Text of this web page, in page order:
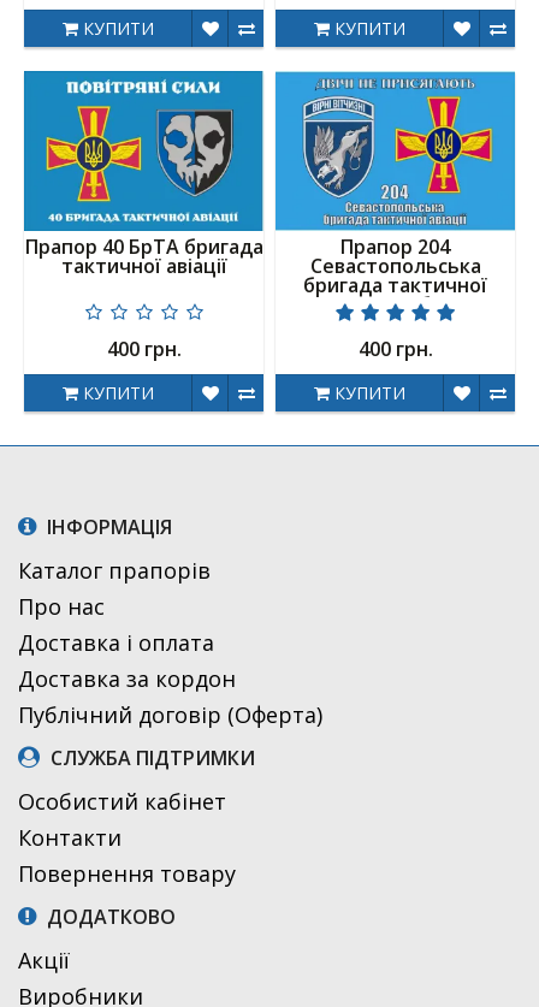
КУПИТИ КУПИТИ
Прапор 40 БрТА бригада
тактичної авіації
400 грн.
КУПИТИ
Прапор 204
Севастопольська
бригада тактичної
авіації 2 емблеми
400 грн.
КУПИТИ
ІНФОРМАЦІЯ
Каталог прапорів
Про нас
Доставка і оплата
Доставка за кордон
Публічний договір (Оферта)
СЛУЖБА ПІДТРИМКИ
Особистий кабінет
Контакти
Повернення товару
ДОДАТКОВО
Акції
Виробники